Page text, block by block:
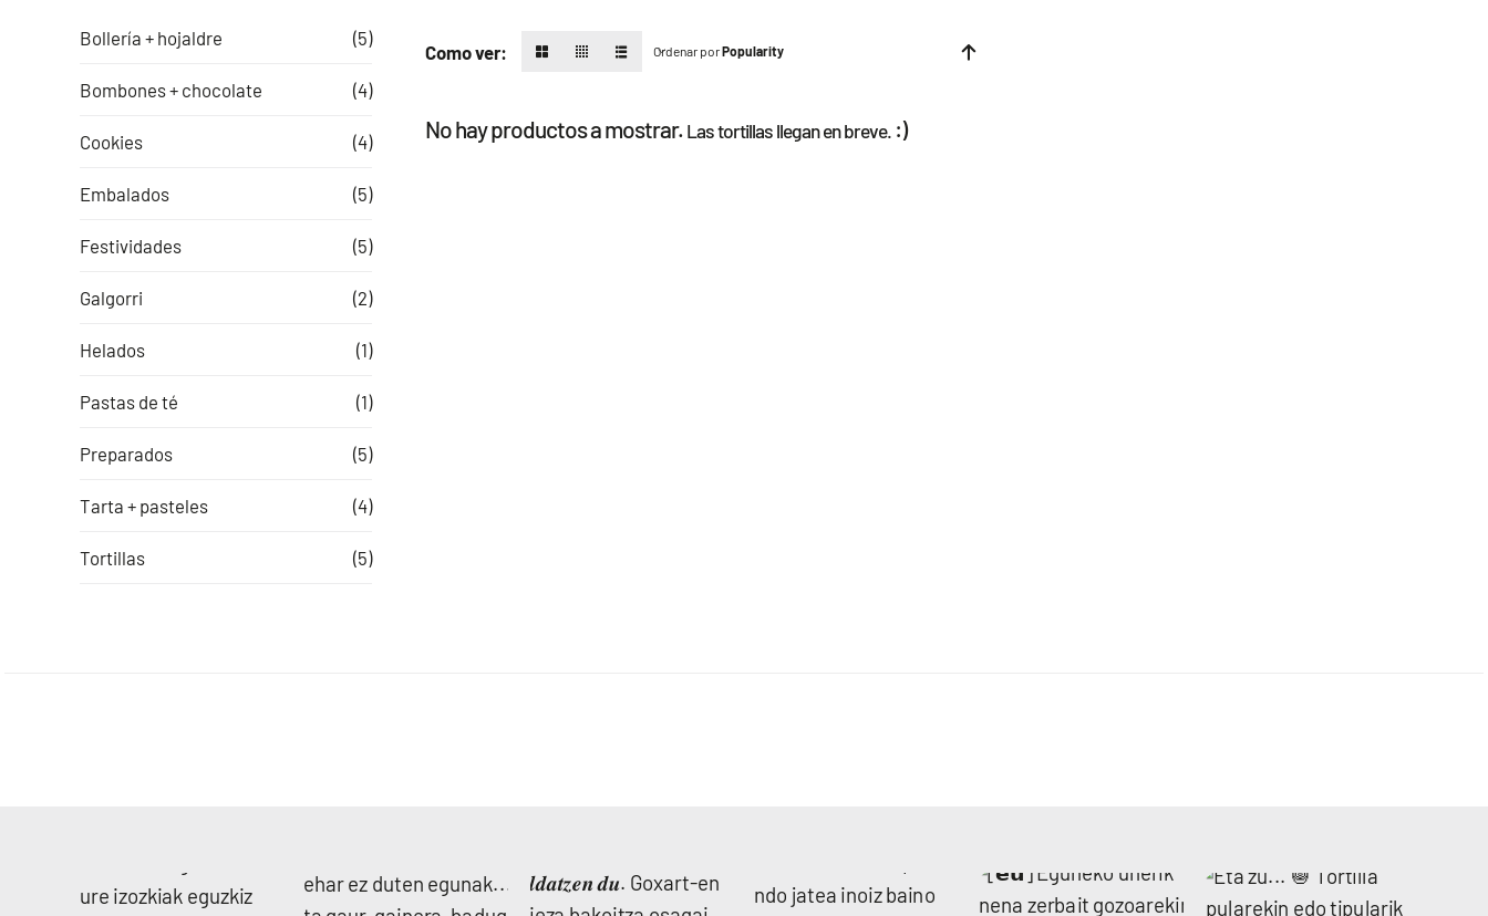
Bollería + hojaldre (5)
Bombones + chocolate (4)
Cookies (4)
Embalados (5)
Festividades (5)
Galgorri (2)
Helados (1)
Pastas de té (1)
Preparados (5)
Tarta + pasteles (4)
Tortillas (5)
Como ver: Ordenar porPopularity
No hay productos a mostrar.Las tortillas llegan en breve.:)